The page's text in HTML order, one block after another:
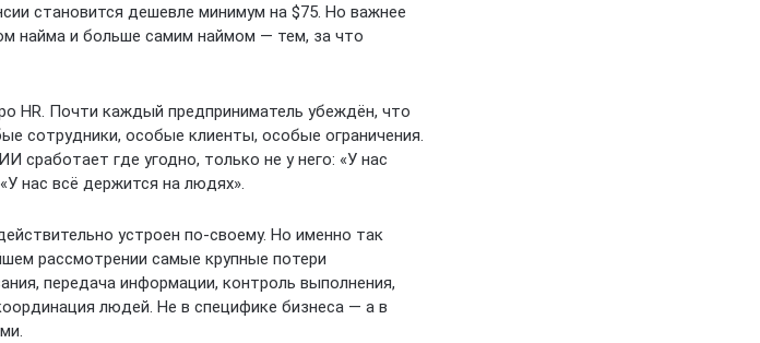
становится дешевле минимум на $75. Но важнее
найма и больше самим наймом — тем, за что
HR. Почти каждый предприниматель убеждён, что
сотрудники, особые клиенты, особые ограничения.
сработает где угодно, только не у него: «У нас
нас всё держится на людях».
устроен по-своему. Но именно так
рассмотрении самые крупные потери
передача информации, контроль выполнения,
людей. Не в специфике бизнеса — а в